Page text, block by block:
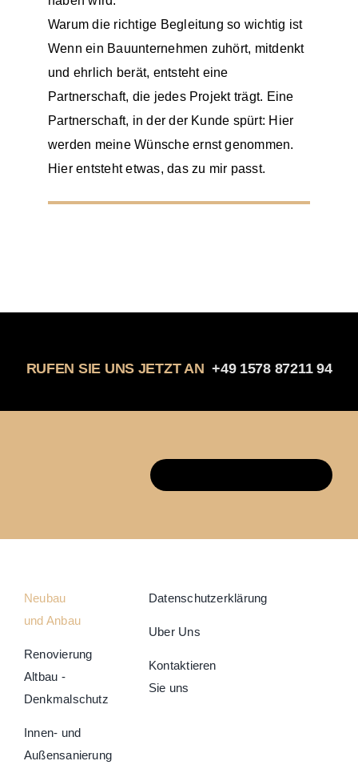
Warum die richtige Begleitung so wichtig ist
Wenn ein Bauunternehmen zuhört, mitdenkt
und ehrlich berät, entsteht eine
Partnerschaft, die jedes Projekt trägt. Eine
Partnerschaft, in der der Kunde spürt: Hier
werden meine Wünsche ernst genommen.
Hier entsteht etwas, das zu mir passt.
RUFEN SIE UNS JETZT AN+49 1578 87211 94
Neubau
und Anbau
Renovierung
Altbau -
Denkmalschutz
Innen- und
Außensanierung
Datenschutzerklärung
Uber Uns
Kontaktieren
Sie uns